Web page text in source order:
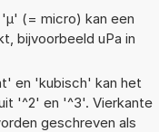
(= micro) kan een
bijvoorbeeld uPa in
en 'kubisch' kan het
'^2' en '^3'. Vierkante
geschreven als